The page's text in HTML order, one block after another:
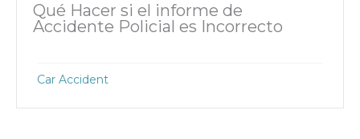
Qué Hacer si el informe de
Accidente Policial es Incorrecto
Car Accident